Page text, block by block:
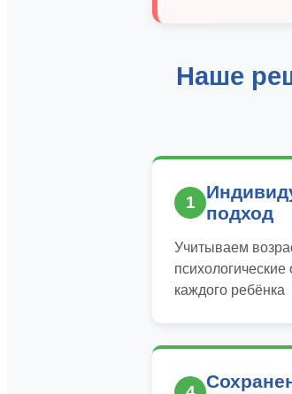
Наше
1
подход
Учитываем
психологические
каждого ребёнка